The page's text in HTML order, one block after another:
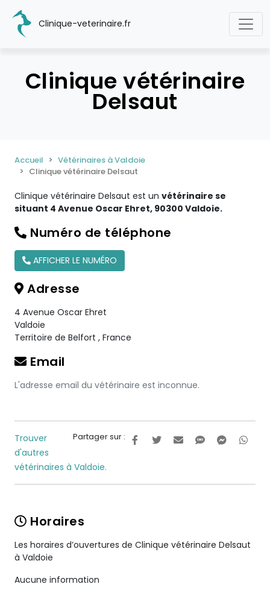
Clinique-veterinaire.fr
Clinique vétérinaire
Delsaut
Accueil
Vétérinaires à Valdoie
Clinique vétérinaire Delsaut
Clinique vétérinaire Delsaut est un vétérinaire se
situant 4 Avenue Oscar Ehret, 90300 Valdoie.
Numéro de téléphone
AFFICHER LE NUMÉRO
Adresse
4 Avenue Oscar Ehret
Valdoie
Territoire de Belfort , France
Email
L'adresse email du vétérinaire est inconnue.
Partager sur :
Trouver
d'autres
vétérinaires à Valdoie.
Horaires
Les horaires d’ouvertures de Clinique vétérinaire Delsaut
à Valdoie
Aucune information